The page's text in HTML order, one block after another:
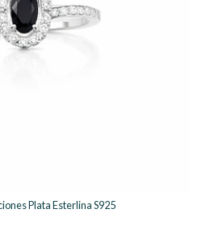
Plata Esterlina S925